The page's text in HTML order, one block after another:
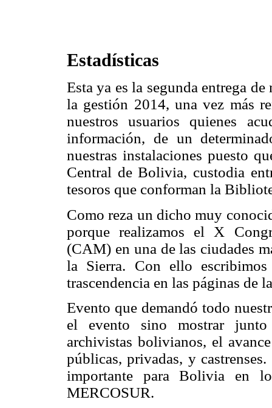
Estadísticas
Esta ya es la segunda entrega
la gestión 2014, una vez más
nuestros usuarios quienes
información, de un
nuestras instalaciones puesto
Central de Bolivia, custodia
tesoros que conforman la
Como reza un dicho muy
porque realizamos el X
(CAM) en una de las ciudades
la Sierra. Con ello
trascendencia en las páginas de
Evento que demandó todo
el evento sino mostrar
archivistas bolivianos, el
públicas, privadas, y
importante para Bolivia en
MERCOSUR.